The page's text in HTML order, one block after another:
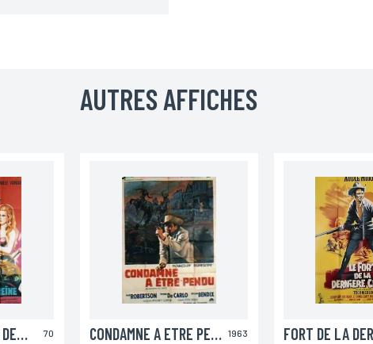
Code postal
Pays
AUTRES AFFICHES
70
ZORRO AU SERVICE DE LA REINE 1963
CONDAMNE A ETRE PENDU